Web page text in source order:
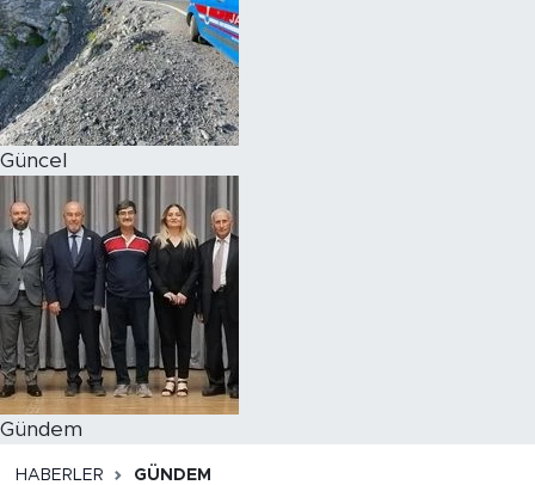
Güncel
Gündem
HABERLER GÜNDEM
Magazin
Özel Haber
Politika
Resmi İlanlar
Sağlık
Spor
Turizm